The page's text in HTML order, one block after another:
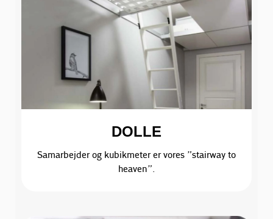
DOLLE
Samarbejder og kubikmeter er vores ”stairway to
heaven”.